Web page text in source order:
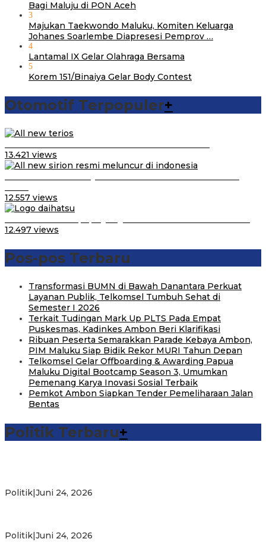
Bagi Maluju di PON Aceh
3
Majukan Taekwondo Maluku, Komiten Keluarga
Johanes Soarlembe Diapresesi Pemprov …
4
Lantamal IX Gelar Olahraga Bersama
5
Korem 151/Binaiya Gelar Body Contest
Otomotif Terpopuler+
13.421 views
12.557 views
12.497 views
Pos-pos Terbaru
Transformasi BUMN di Bawah Danantara Perkuat
Layanan Publik, Telkomsel Tumbuh Sehat di
Semester I 2026
Terkait Tudingan Mark Up PLTS Pada Empat
Puskesmas, Kadinkes Ambon Beri Klarifikasi
Ribuan Peserta Semarakkan Parade Kebaya Ambon,
PIM Maluku Siap Bidik Rekor MURI Tahun Depan
Telkomsel Gelar Offboarding & Awarding Papua
Maluku Digital Bootcamp Season 3, Umumkan
Pemenang Karya Inovasi Sosial Terbaik
Pemkot Ambon Siapkan Tender Pemeliharaan Jalan
Bentas
Politik Terbaru+
Politik Juni 24, 2026
Politik Juni 24, 2026